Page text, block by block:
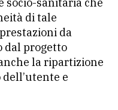
socio-sanitaria che
di tale
da
dal progetto
la ripartizione
e